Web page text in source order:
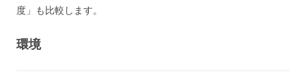
度」も比較します。
環境